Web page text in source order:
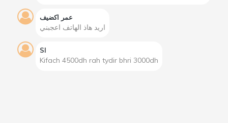
عمر اكضيف
اريد هاذ الهاتف اعجبني
Sl
Kifach 4500dh rah tydir bhri 3000dh